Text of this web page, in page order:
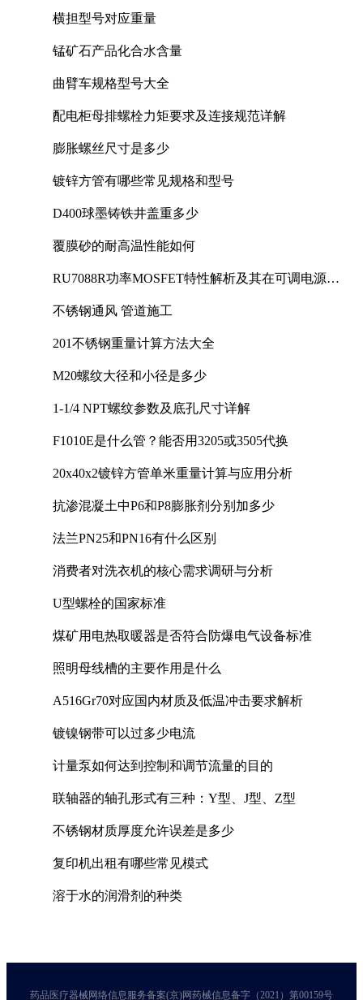
横担型号对应重量
锰矿石产品化合水含量
曲臂车规格型号大全
配电柜母排螺栓力矩要求及连接规范详解
膨胀螺丝尺寸是多少
镀锌方管有哪些常见规格和型号
D400球墨铸铁井盖重多少
覆膜砂的耐高温性能如何
RU7088R功率MOSFET特性解析及其在可调电源设
不锈钢通风 管道施工
201不锈钢重量计算方法大全
M20螺纹大径和小径是多少
1-1/4 NPT螺纹参数及底孔尺寸详解
F1010E是什么管？能否用3205或3505代换
20x40x2镀锌方管单米重量计算与应用分析
抗渗混凝土中P6和P8膨胀剂分别加多少
法兰PN25和PN16有什么区别
消费者对洗衣机的核心需求调研与分析
U型螺栓的国家标准
煤矿用电热取暖器是否符合防爆电气设备标准
照明母线槽的主要作用是什么
A516Gr70对应国内材质及低温冲击要求解析
镀镍钢带可以过多少电流
计量泵如何达到控制和调节流量的目的
联轴器的轴孔形式有三种：Y型、J型、Z型
不锈钢材质厚度允许误差是多少
复印机出租有哪些常见模式
溶于水的润滑剂的种类
药品医疗器械网络信息服务备案(京)网药械信息备字（2021）第00159号